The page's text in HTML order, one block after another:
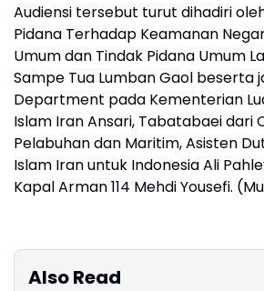
Audiensi tersebut turut dihadiri
Pidana Terhadap Keamanan
Umum dan Tindak Pidana Umum
Sampe Tua Lumban Gaol beserta
Department pada Kementerian
Islam Iran Ansari, Tabatabaei dari
Pelabuhan dan Maritim, Asisten
Islam Iran untuk Indonesia Ali
Kapal Arman 114 Mehdi Yousefi.
Also Read